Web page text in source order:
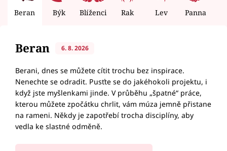
Beran Býk Blíženci Rak Lev Panna
Beran 6. 8. 2026
Berani, dnes se můžete cítit trochu bez inspirace.
Nenechte se odradit. Pusťte se do jakéhokoli projektu, i
když jste myšlenkami jinde. V průběhu „špatné“ práce,
kterou můžete zpočátku chrlit, vám múza jemně přistane
na rameni. Někdy je zapotřebí trocha disciplíny, aby
vedla ke slastné odměně.